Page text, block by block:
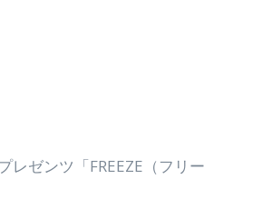
レゼンツ「FREEZE（フリー